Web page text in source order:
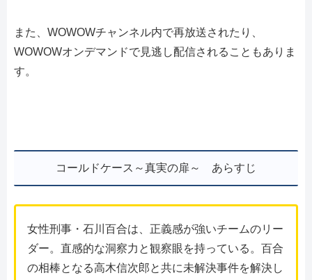
また、WOWOWチャンネル内で再放送されたり、
WOWOWオンデマンドで見逃し配信されることもありま
す。
コールドケース～真実の扉～ あらすじ
女性刑事・石川百合は、正義感が強いチームのリー
ダー。直感的な洞察力と観察眼を持っている。百合
の相棒となる高木信次郎と共に未解決事件を解決し